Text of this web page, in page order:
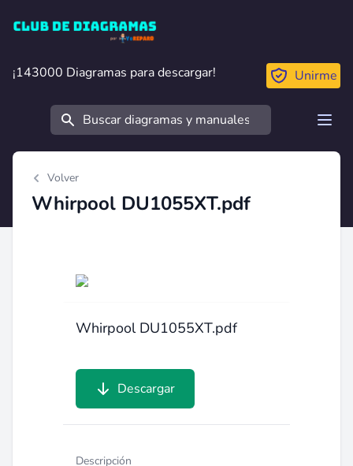
Club de Diagramas
¡143000 Diagramas para descargar!
¡143000 Diagramas para descargar! Unirme
Buscar
Volver
Whirpool DU1055XT.pdf
Whirpool DU1055XT.pdf
Descargar
Descripción